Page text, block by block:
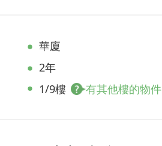
華廈
2年
1/9樓
有其他樓的物件